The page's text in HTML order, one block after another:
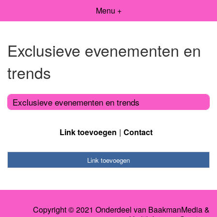
Menu +
Exclusieve evenementen en
trends
Exclusieve evenementen en trends
Link toevoegen Contact
Link toevoegen
Copyright © 2021 Onderdeel van BaakmanMedia&